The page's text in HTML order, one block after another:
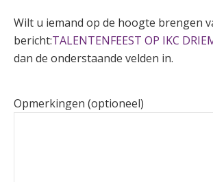
Wilt u iemand op de hoogte brengen
bericht:TALENTENFEEST OP IKC
dan de onderstaande velden in.
Opmerkingen (optioneel)